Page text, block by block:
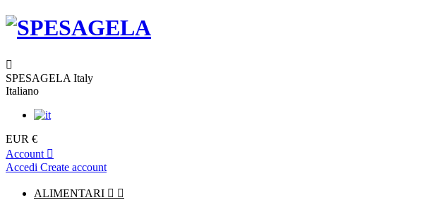
SPESAGELA Italy
Italiano
EUR €
Account
Accedi Create account
ALIMENTARI  